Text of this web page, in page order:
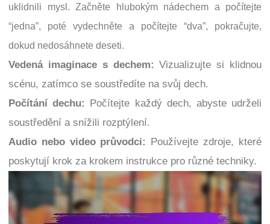
uklidnili mysl. Začněte hlubokým nádechem a počítejte
“jedna”, poté vydechněte a počítejte “dva”, pokračujte,
dokud nedosáhnete deseti.
Vedená imaginace s dechem: Vizualizujte si klidnou
scénu, zatímco se soustředíte na svůj dech.
Počítání dechu: Počítejte každý dech, abyste udrželi
soustředění a snížili rozptýlení.
Audio nebo video průvodci: Používejte zdroje, které
poskytují krok za krokem instrukce pro různé techniky.